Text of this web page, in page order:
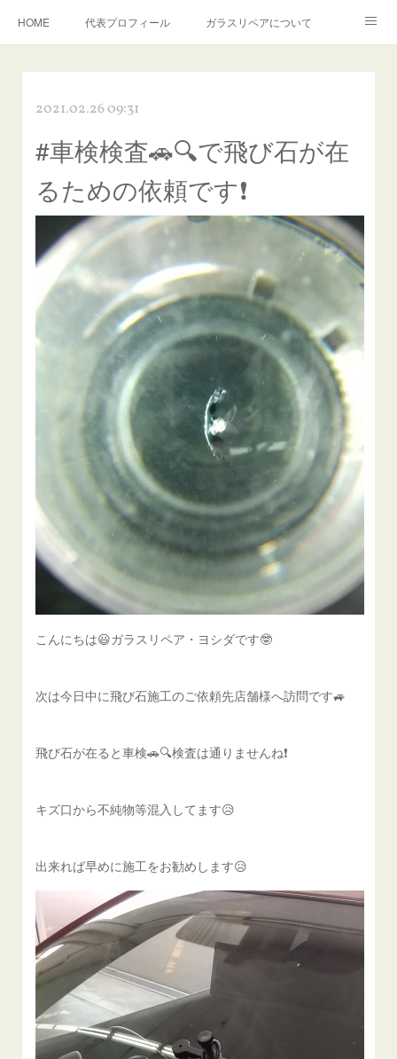
HOME 代表プロフィール ガラスリペアについて
飛び石施工料金について
当店へのアクセス 建築ガラスキズ取り・研磨・磨き
【プロ使用】フッ素系ガラストリートメント『アクアペル』
当店の良心的価格の理由について
欧州車モールの白サビやシミを落とす！
instagram記事 ガラスリペア施工価格
飛び石ひび割れでヒビ先が伸びた場合は？
2021.02.26 09:31
#車検検査🚗🔍️で飛び石が在
るための依頼です❗️
こんにちは😃ガラスリペア・ヨシダです🤓
次は今日中に飛び石施工のご依頼先店舗様へ訪問です🚙
飛び石が在ると車検🚗🔍️検査は通りませんね❗️
キズ口から不純物等混入してます😥
出来れば早めに施工をお勧めします😥